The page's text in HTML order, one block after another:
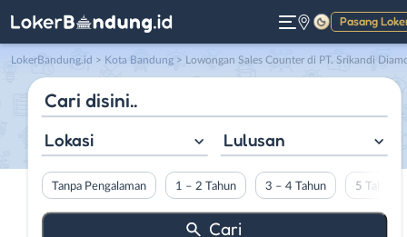
Pasang
Gelap
LokerBandung.id > Kota Bandung > Lowongan Sales Counter di PT. Srikandi Diamond
Lokasi Lulusan
Tanpa Pengalaman 1 – 2 Tahun 3 – 4 Tahun 5 Tahun